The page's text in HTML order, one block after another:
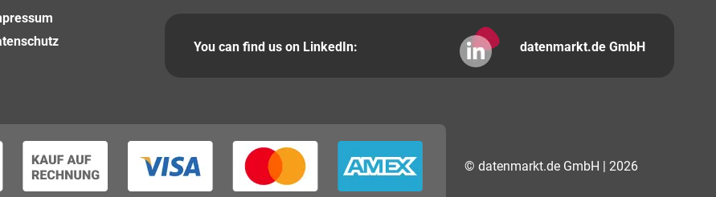
You can find us on LinkedIn: datenmarkt.de GmbH
© datenmarkt.de GmbH | 2026